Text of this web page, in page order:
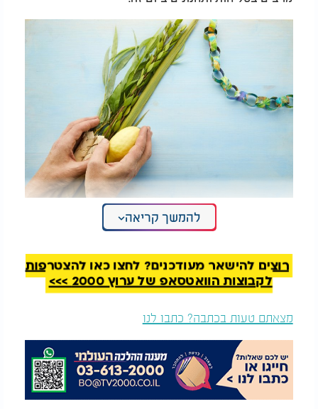
"ימים גדולים של פרנסה": שנה מבורכת מאושר
להמשך קריאה
רוצים להישאר מעודכנים? לחצו כאן להצטרפות
לקבוצות הוואטסאפ של ערוץ 2000 >>>
מצאתם טעות בכתבה? כתבו לנו